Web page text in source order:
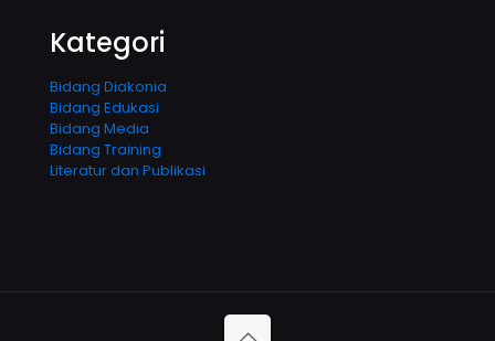
Kategori
Bidang Diakonia
Bidang Edukasi
Bidang Media
Bidang Training
Literatur dan Publikasi